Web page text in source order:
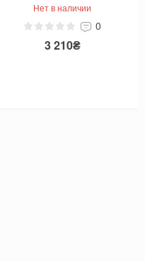
Нет в наличии
0
3 210₴